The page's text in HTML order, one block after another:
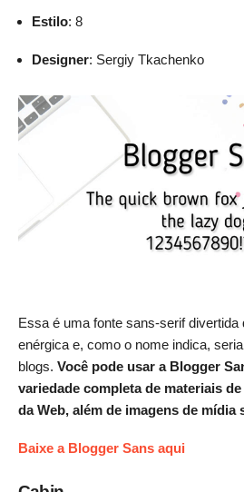
Estilo: 8
Designer: Sergiy Tkachenko
Essa é uma fonte sans-serif divertida
enérgica e, como o nome indica,
blogs. Você pode usar a Blogger
variedade completa de materiais
da Web, além de imagens de mídia
Baixe a Blogger Sans aqui